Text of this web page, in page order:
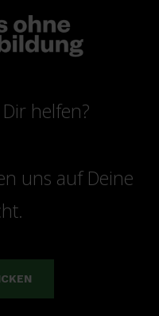
helfen?
uns auf Deine